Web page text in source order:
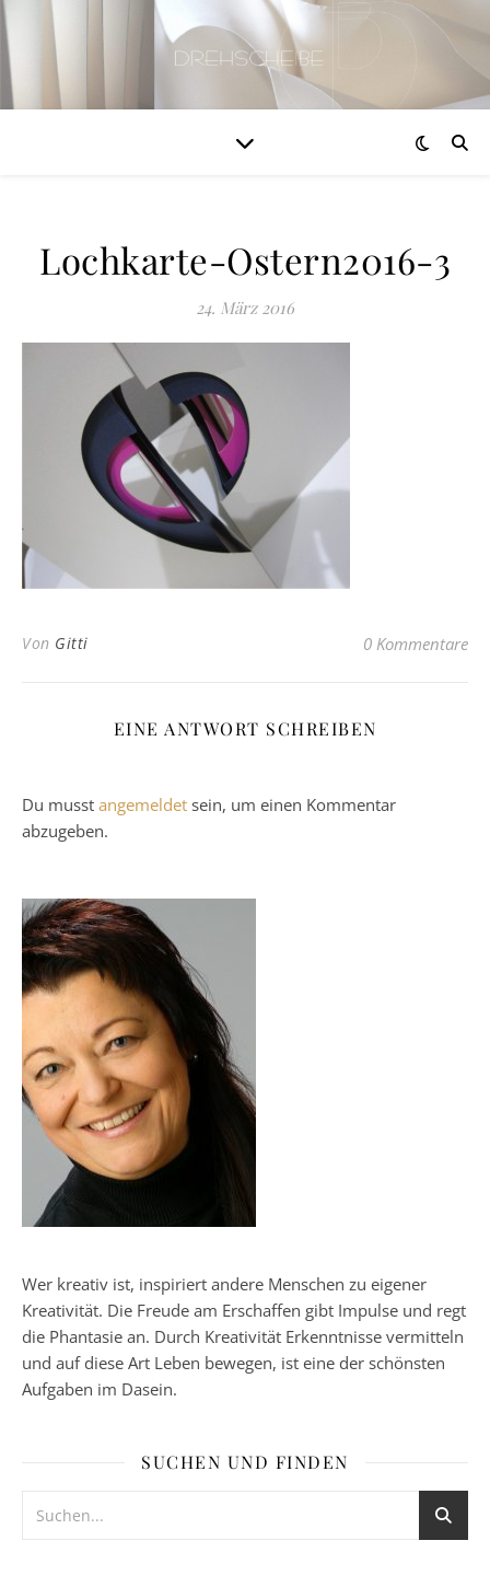
Lochkarte-Ostern2016-3
24. März 2016
Von Gitti 0 Kommentare
EINE ANTWORT SCHREIBEN
Du musst angemeldet sein, um einen Kommentar
abzugeben.
Wer kreativ ist, inspiriert andere Menschen zu eigener
Kreativität. Die Freude am Erschaffen gibt Impulse und regt
die Phantasie an. Durch Kreativität Erkenntnisse vermitteln
und auf diese Art Leben bewegen, ist eine der schönsten
Aufgaben im Dasein.
SUCHEN UND FINDEN